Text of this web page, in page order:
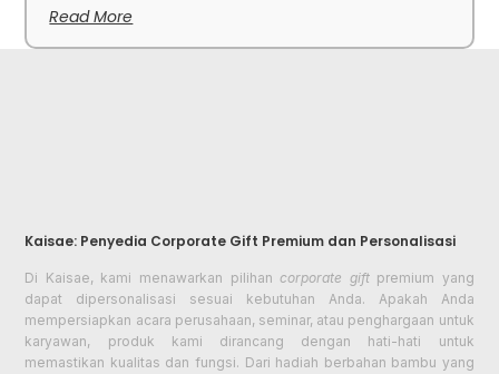
Read More
Kaisae: Penyedia Corporate Gift Premium dan Personalisasi
Di Kaisae, kami menawarkan pilihancorporate giftpremium yang
dapat dipersonalisasi sesuai kebutuhan Anda. Apakah Anda
mempersiapkan acara perusahaan, seminar, atau penghargaan untuk
karyawan, produk kami dirancang dengan hati-hati untuk
memastikan kualitas dan fungsi. Dari hadiah berbahan bambu yang